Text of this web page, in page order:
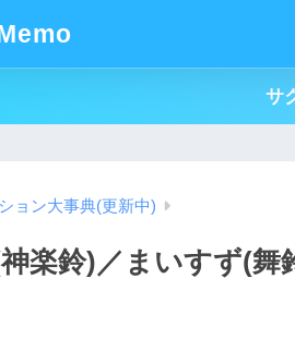
サ
ョン大事典(更新中)
楽鈴)／まいすず(舞